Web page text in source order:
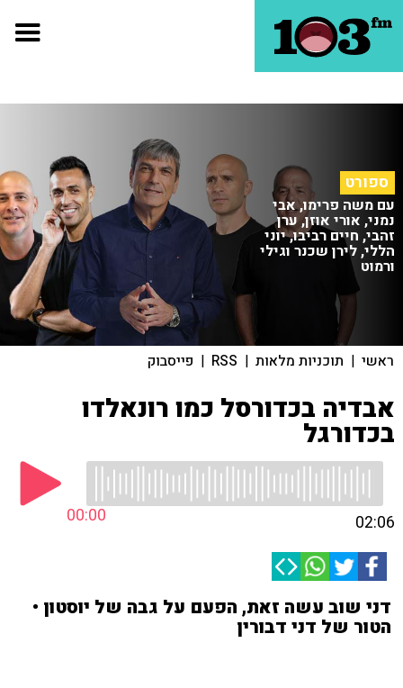
ספורט
עם משה פרימו, אבי
נמני, אורי אוזן, ערן
זהבי, חיים רביבו, יוני
הללי, לירן שכנר וגילי
ורמוט
ראשי | תוכניות מלאות |
RSS
| פייסבוק
אבדיה בכדורסל כמו רונאלדו
בכדורגל
00:00 02:06
דני שוב עשה זאת, הפעם על גבה של יוסטון •
הטור של דני דבורין